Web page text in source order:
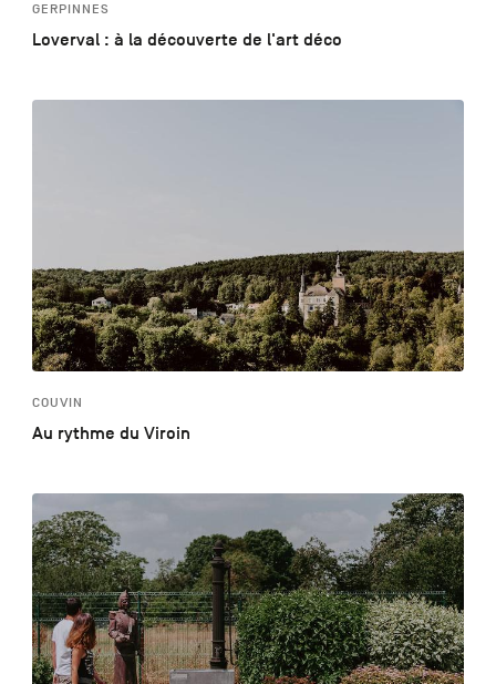
GERPINNES
Loverval : à la découverte de l'art déco
COUVIN
Au rythme du Viroin